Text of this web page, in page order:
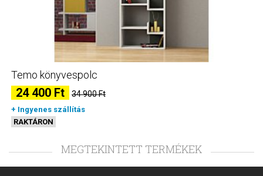
Temo könyvespolc
24 400 Ft 34 900 Ft
+ Ingyenes szállítás
RAKTÁRON
MEGTEKINTETT TERMÉKEK